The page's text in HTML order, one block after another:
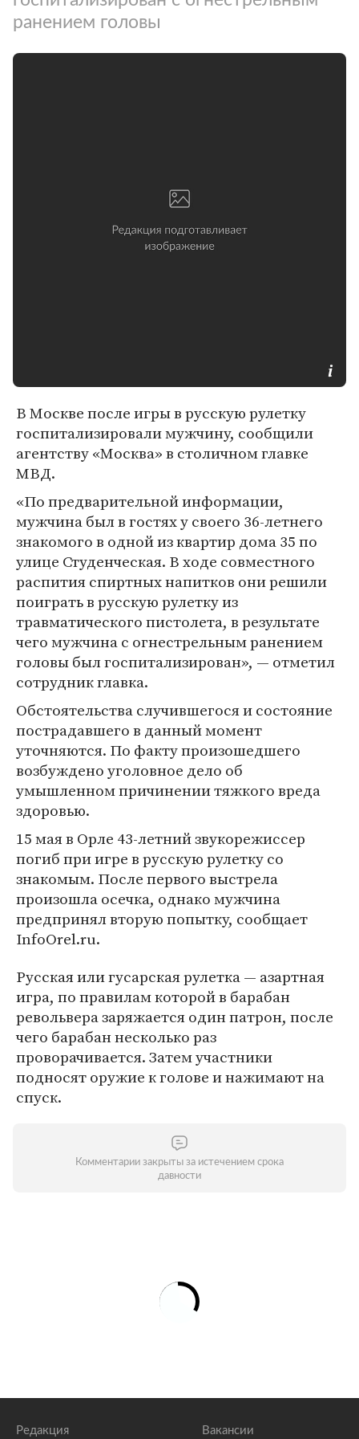
ранением головы
В Москве после игры в русскую рулетку
госпитализировали мужчину, сообщили
агентству «Москва» в столичном главке
МВД.
«По предварительной информации,
мужчина был в гостях у своего 36-летнего
знакомого в одной из квартир дома 35 по
улице Студенческая. В ходе совместного
распития спиртных напитков они решили
поиграть в русскую рулетку из
травматического пистолета, в результате
чего мужчина с огнестрельным ранением
головы был госпитализирован», — отметил
сотрудник главка.
Обстоятельства случившегося и состояние
пострадавшего в данный момент
уточняются. По факту произошедшего
возбуждено уголовное дело об
умышленном причинении тяжкого вреда
здоровью.
15 мая в Орле 43-летний звукорежиссер
погиб при игре в русскую рулетку со
знакомым. После первого выстрела
произошла осечка, однако мужчина
предпринял вторую попытку, сообщает
InfoOrel.ru.
Русская или гусарская рулетка — азартная
игра, по правилам которой в барабан
револьвера заряжается один патрон, после
чего барабан несколько раз
проворачивается. Затем участники
подносят оружие к голове и нажимают на
спуск.
Комментарии закрыты за истечением срока
давности
Редакция Вакансии